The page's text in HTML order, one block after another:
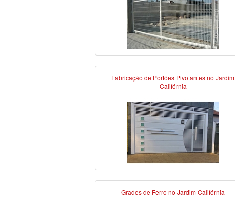
Fabricação de Portões Pivotantes no Jardim
Califórnia
Grades de Ferro no Jardim Califórnia